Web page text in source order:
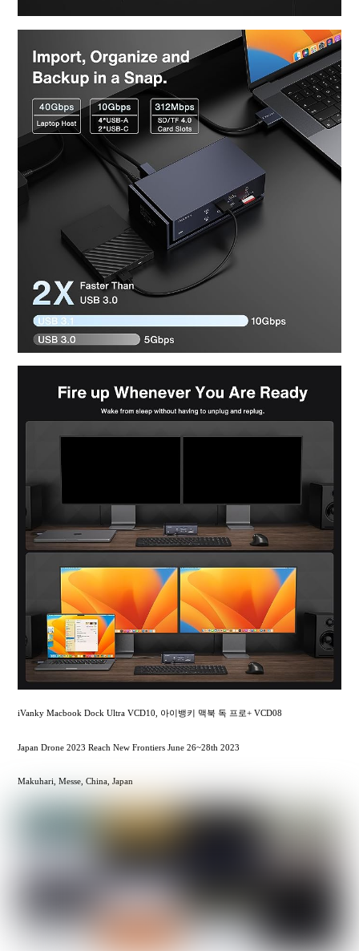
iVanky Macbook Dock Ultra VCD10, 아이뱅키 맥북 독 프로+ VCD08
Japan Drone 2023 Reach New Frontiers June 26~28th 2023
Makuhari, Messe, China, Japan